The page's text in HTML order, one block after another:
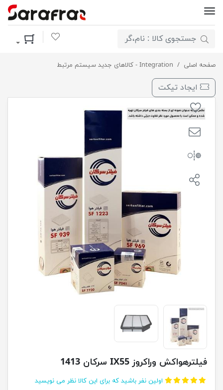
لیست مورد علاقه
سبد خرید
صفحه اصلی Integration - کالاهای جدید سیستم مرتبط
فیلترهواکش وراکروز IX55 سرکان 1413
ایجاد تیکت
فیلترهواکش وراکروز IX55 سرکان 1413
اولین نفر باشید که برای این کالا نظر می نویسید